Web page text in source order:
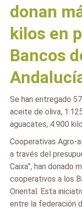
donan
kilos en
Bancos
Se han entregado
aceite de oliva,
aguacates, 4.900
Cooperativas Agro-
a través del
Caixa”, han donado
cooperativos a los
Oriental. Esta
entre la federación